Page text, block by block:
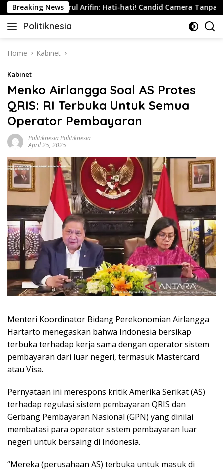
Skip
to
content
Breaking News
Nurul Arifin: Hati-hati! Candid Camera Tanpa
Politiknesia
Politiknesia.com
Home Kabinet
Kabinet
Menko Airlangga Soal AS Protes
QRIS: RI Terbuka Untuk Semua
Operator Pembayaran
Politiknesia Politiknesia
April 25, 2025
Menteri Koordinator Bidang Perekonomian Airlangga
Hartarto menegaskan bahwa Indonesia bersikap
terbuka terhadap kerja sama dengan operator sistem
pembayaran dari luar negeri, termasuk Mastercard
atau Visa.
Pernyataan ini merespons kritik Amerika Serikat (AS)
terhadap regulasi sistem pembayaran QRIS dan
Gerbang Pembayaran Nasional (GPN) yang dinilai
membatasi para operator sistem pembayaran luar
negeri untuk bersaing di Indonesia.
“Mereka (perusahaan AS) terbuka untuk masuk di